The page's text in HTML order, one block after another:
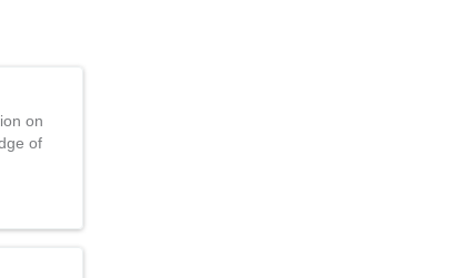
on
of